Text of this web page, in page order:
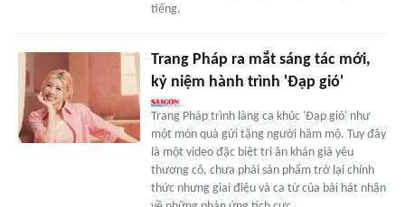
tiếng.
Trang Pháp ra mắt sáng tác mới,
kỷ niệm hành trình 'Đạp gió'
Trang Pháp trình làng ca khúc 'Đạp gió' như
một món quà gửi tặng người hâm mộ. Tuy đây
là một video đặc biệt tri ân khán giả yêu
thương cô, chưa phải sản phẩm trở lại chính
thức nhưng giai điệu và ca từ của bài hát nhận